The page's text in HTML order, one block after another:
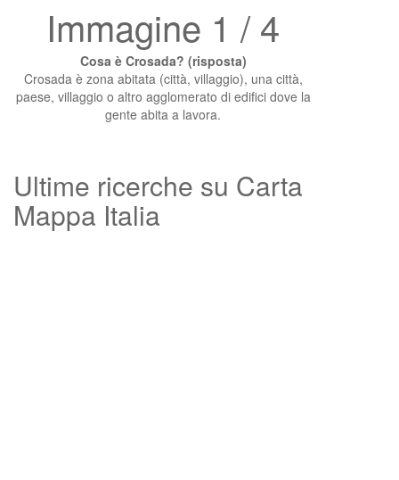
Immagine 1 / 4
Cosa è Crosada? (risposta)
Crosada è zona abitata (città, villaggio), una città,
paese, villaggio o altro agglomerato di edifici dove la
gente abita a lavora.
Ultime ricerche su Carta
Mappa Italia